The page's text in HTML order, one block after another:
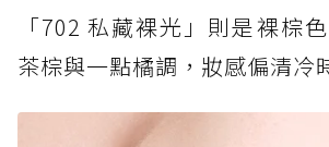
「702 私藏裸光」則是裸棕
茶棕與一點橘調，妝感偏清冷